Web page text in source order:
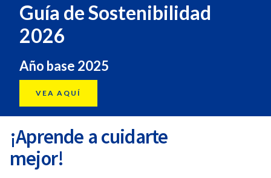
Guía de Sostenibilidad
2026
Año base 2025
VEA AQUÍ
¡Aprende a cuidarte
mejor!